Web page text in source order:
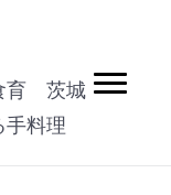
育 茨城
手料理